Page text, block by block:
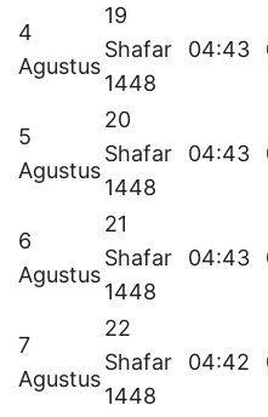
4
Agustus
19
Shafar
1448
04:43
5
Agustus
20
Shafar
1448
04:43
6
Agustus
21
Shafar
1448
04:43
7
Agustus
22
Shafar
1448
04:42